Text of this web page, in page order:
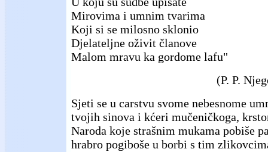
Mirovima i umnim tvarima
Koji si se milosno sklonio
Djelateljne oživit članove
Malom mravu ka gordome lafu"
(P. P.
Sjeti se u carstvu svome nebesnome
tvojih sinova i kćeri mučeničkoga,
Naroda koje strašnim mukama pobiše
hrabro pogiboše u borbi s tim